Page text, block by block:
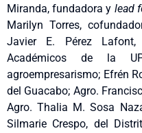
Miranda, fundadora y lead
Marilyn Torres,
Javier E. Pérez
Académicos de la
agroempresarismo; Efrén
del Guacabo; Agro.
Agro. Thalia M. Sosa
Silmarie Crespo, del